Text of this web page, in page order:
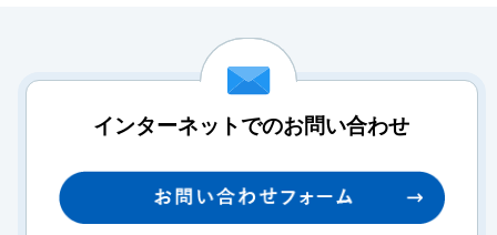
インターネットでのお問い合わせ